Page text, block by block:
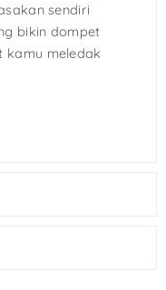
sendiri
bikin dompet
kamu meledak